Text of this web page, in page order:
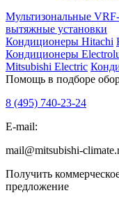
Мультизональные
вытяжные установки
Кондиционеры Hitachi
Кондиционеры
Mitsubishi Electric
Помощь в подборе
8 (495) 740-23-24
E-mail:
mail@mitsubishi-
Получить
предложение